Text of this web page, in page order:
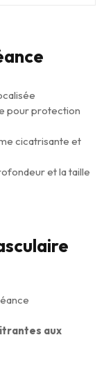
pour protection
cicatrisante et
et la taille
aux